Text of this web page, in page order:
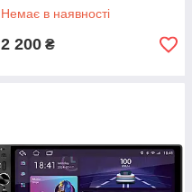
Немає в наявності
2 200 ₴